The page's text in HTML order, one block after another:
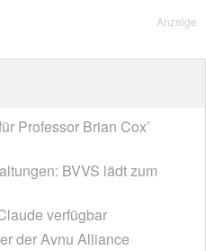
Anzeige
Professor Brian Cox’
BVVS lädt zum
verfügbar
der Avnu Alliance